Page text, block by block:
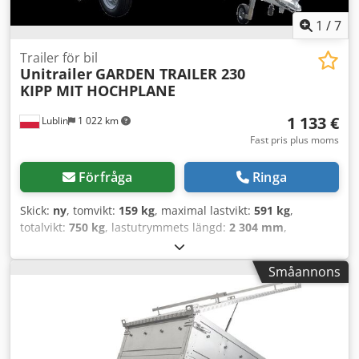
1 /7
Lublin 1 022 km
Trailer för bil
Unitrailer GARDEN TRAILER 230
KIPP MIT HOCHPLANE
1 133 €
Fast pris plus moms
Förfråga Ringa
Skick: ny, tomvikt: 159 kg, maximal lastvikt: 591 kg,
totalvikt: 750 kg, lastutrymmets längd: 2 304 mm,
1 256 mm
mm, däcksstorlek:155/70 R13, Tillverkningsår:2024,
, B-körkort släpvagn UNITRAILER Garden
Trailer 230 KIPP [med stödhjul, extra sidolämmar, hög
presenning och hög bågkonstruktion] Crsdpfx Ajt Id
Avsdhsf Transportsläpet UNITRAILER Garden Trailer 230
KIPP är UNITRAILERs senaste produkt. För närvarande är
Småannons